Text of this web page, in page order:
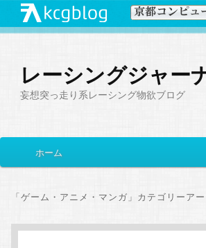
レーシングジャー
妄想突っ走り系レーシング物欲ブログ
イ
メ
ン
サ
コ
ホーム
「ゲーム・アニメ・マンガ 」カテゴリーア